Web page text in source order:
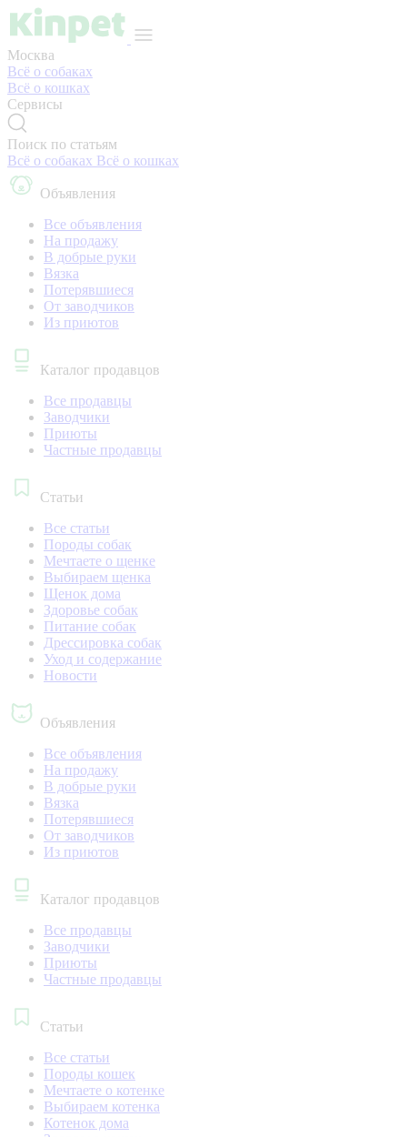
Москва
Всё о собаках
Всё о кошках
Сервисы
Поиск по статьям
Всё о собаках Всё о кошках
Объявления
Все объявления
На продажу
В добрые руки
Вязка
Потерявшиеся
От заводчиков
Из приютов
Каталог продавцов
Все продавцы
Заводчики
Приюты
Частные продавцы
Статьи
Все статьи
Породы собак
Мечтаете о щенке
Выбираем щенка
Щенок дома
Здоровье собак
Питание собак
Дрессировка собак
Уход и содержание
Новости
Объявления
Все объявления
На продажу
В добрые руки
Вязка
Потерявшиеся
От заводчиков
Из приютов
Каталог продавцов
Все продавцы
Заводчики
Приюты
Частные продавцы
Статьи
Все статьи
Породы кошек
Мечтаете о котенке
Выбираем котенка
Котенок дома